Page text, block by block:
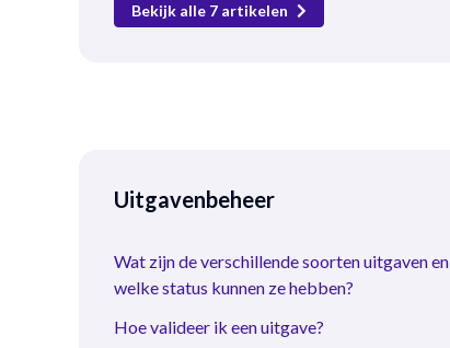
Bekijk alle 7 artikelen
Uitgavenbeheer
Wat zijn de verschillende soorten uitgaven en
welke status kunnen ze hebben?
Hoe valideer ik een uitgave?